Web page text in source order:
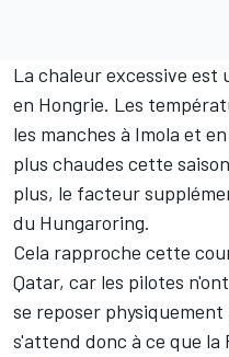
La chaleur excessive
en Hongrie. Les
les manches à Imola et
plus chaudes cette
plus, le facteur
du Hungaroring.
Cela rapproche cette
Qatar, car les pilotes
se reposer
s'attend donc à ce que la